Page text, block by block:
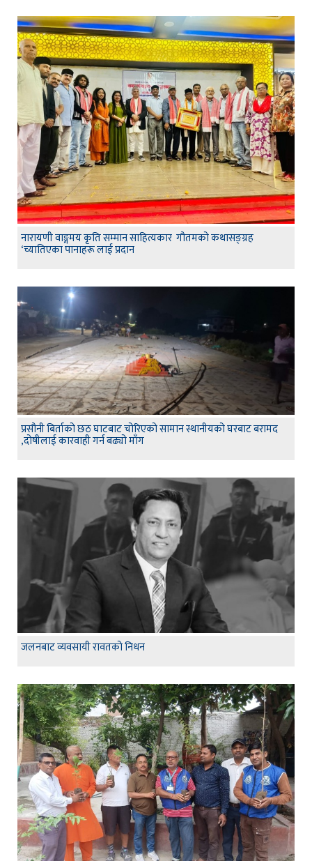
नारायणी वाङ्गमय कृति सम्मान साहित्यकार गौतमको कथासङ्ग्रह
‘च्यातिएका पानाहरू लाई प्रदान
प्रसौनी बिर्ताको छठ घाटबाट चोरिएको सामान स्थानीयको घरबाट बरामद
,दोषीलाई कारवाही गर्न बढ्यो माँग
जलनबाट व्यवसायी रावतको निधन